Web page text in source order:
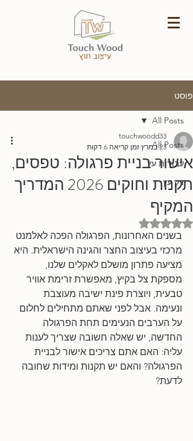
פוסט
All Posts
עבודות עץ
דק עץ
All Posts
אישור בניית פרגולה: טפסים,
תקנות וחוקים 2026 המדריך
המקיף
touchwoodd33
23 במרץ
זמן קריאה 6 דקות
דירוג של NaN מתוך 5 כוכבים
בשנים האחרונות, הפרגולה הפכה לאלמנט
מרכזי בעיצוב החצר והגינה הישראלית. היא
מציעה פתרון מושלם לאקלים שלנו,
מספקת צל בקיץ, מאפשרת זרימת אוויר
טבעית, ויוצרת פינת ישיבה מעוצבת
ונעימה. אבל לפני שאתם מתחילים לחלום
על הערבים הנעימים תחת הפרגולה
החדשה, יש שאלה חשובה שצריך לענות
עליה: האם אתם צריכים אישור לבניית
הפרגולה? והאם יש תקנות ומידות שחובה
לדעת?